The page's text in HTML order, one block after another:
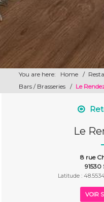
You are here: Home /
Bars / Brasseries
/ Le
Le
8 rue
Latitude :
VOIR